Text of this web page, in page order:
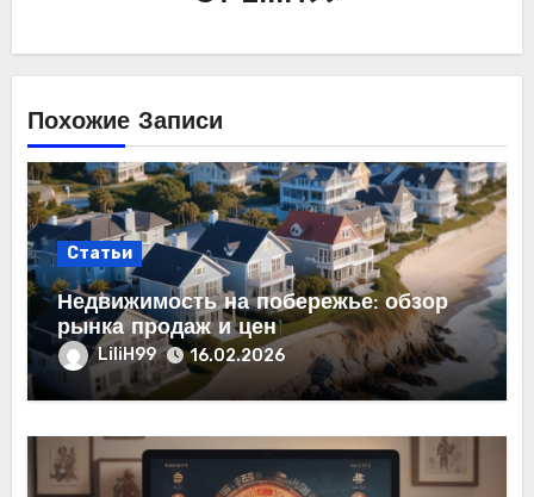
Похожие Записи
Статьи
Недвижимость на побережье: обзор
рынка продаж и цен
LiliH99 16.02.2026